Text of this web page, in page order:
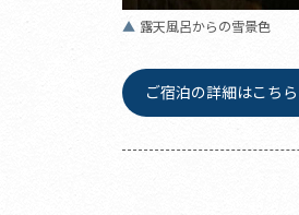
露天風呂からの雪景色
ご宿泊の詳細はこちら